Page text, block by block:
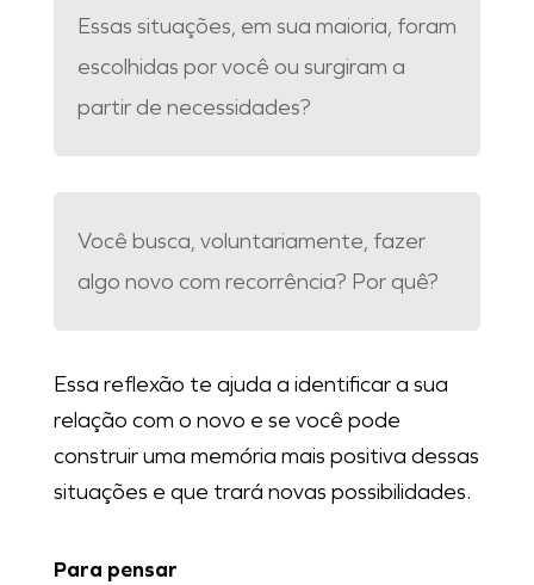
Essas situações, em sua maioria, foram
escolhidas por você ou surgiram a
partir de necessidades?
Você busca, voluntariamente, fazer
algo novo com recorrência? Por quê?
Essa reflexão te ajuda a identificar a sua
relação com o novo e se você pode
construir uma memória mais positiva dessas
situações e que trará novas possibilidades.
Para pensar